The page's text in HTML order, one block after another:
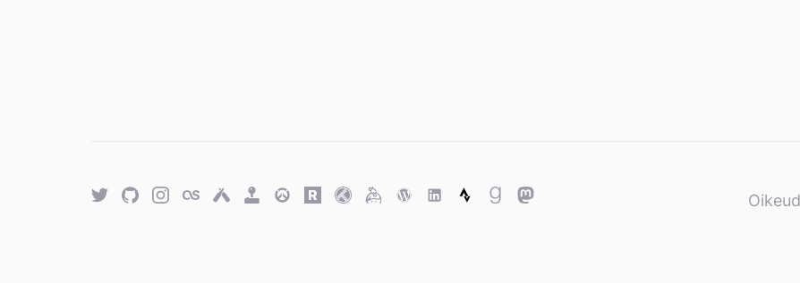
TwitterGitHubTwitterLast.fmUntappd
RetroOverwatch
Rawg.ioTraktKeybaseWordPress
WordPress
StravaGoodreads
Mastodon